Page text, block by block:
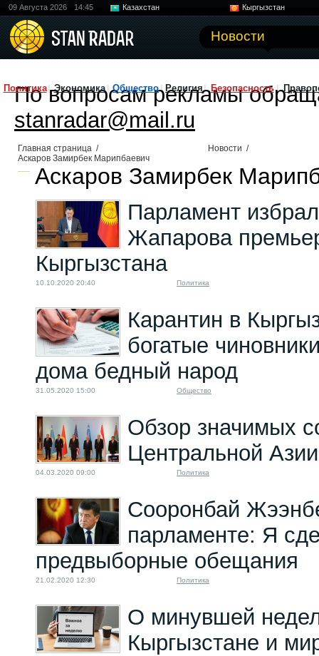
09 Августа 2026 14:45 Казахстан
Кыргызстан
Новости
Политика Экономика Общество Религия Безопасность
По вопросам рекламы
stanradar@mail.ru
Главная страница / Новости /
Аскаров Замирбек Марипбаевич
Аскаров Замирбек
Парламент
Жапарова
Кыргызстана
10.10.2020 20:40 Политика
Карантин в
богатые
дома бедный народ
31.05.2020 15:00 Общество
Обзор значимых
Центральной
04.03.2020 09:00 Политика
Сооронбай
парламенте: Я
предвыборные обещания
21.02.2020 12:30 Политика
О минувшей
Кыргызстане и